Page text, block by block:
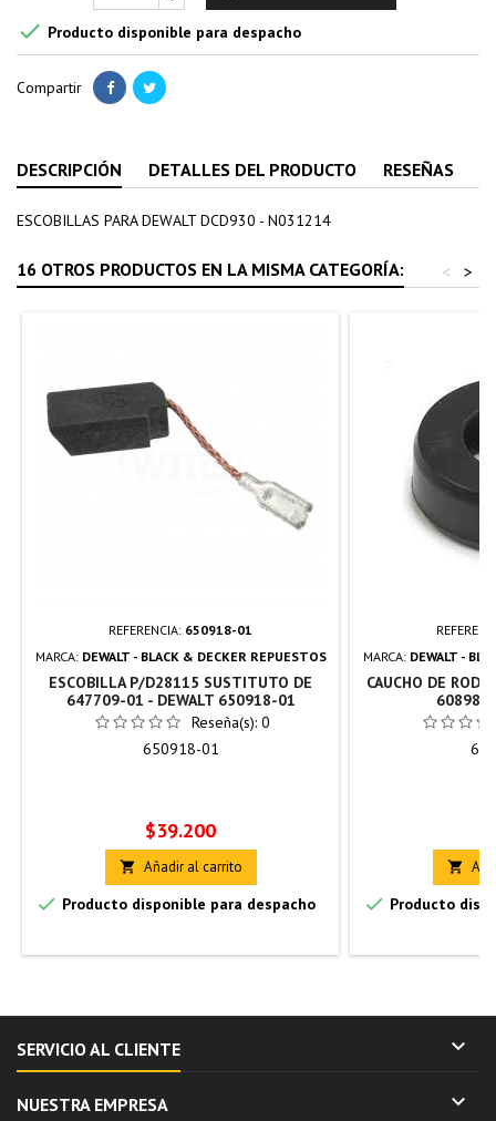
 Producto disponible para despacho
Compartir
DESCRIPCIÓN DETALLES DEL PRODUCTO RESEÑAS
ESCOBILLAS PARA DEWALT DCD930 - N031214
16 OTROS PRODUCTOS EN LA MISMA CATEGORÍA: >
<
REFERENCIA: 650918-01
MARCA: DEWALT - BLACK & DECKER REPUESTOS
ESCOBILLA P/D28115 SUSTITUTO DE
647709-01 - DEWALT 650918-01
Reseña(s): 0
650918-01
Precio
$39.200
 Añadir al carrito
 Producto disponible para despacho
MARCA: DEWALT -
CAUCHO DE
608983

 Producto
SERVICIO AL CLIENTE 
NUESTRA EMPRESA 